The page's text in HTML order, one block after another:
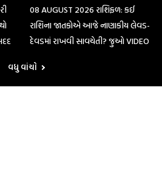
08 AUGUST 2026 રાશિફળ: કઈ
રાશિના જાતકોએ આજે નાણાકીય લેવડ-
દેવડમાં રાખવી સાવચેતી? જુઓ VIDEO
વધુ વાંચો